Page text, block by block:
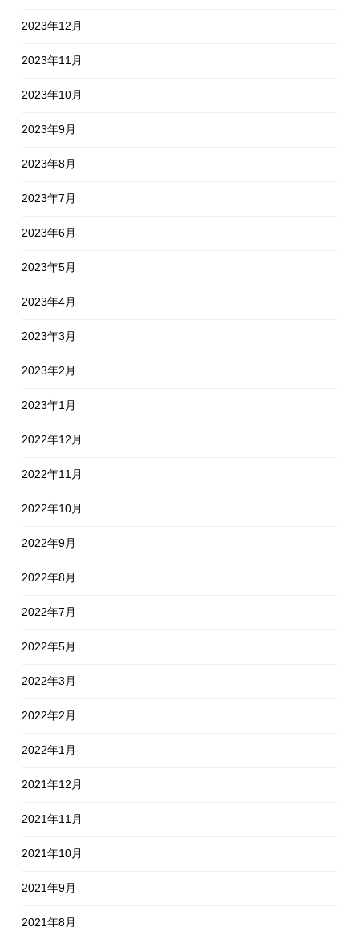
2023年12月
2023年11月
2023年10月
2023年9月
2023年8月
2023年7月
2023年6月
2023年5月
2023年4月
2023年3月
2023年2月
2023年1月
2022年12月
2022年11月
2022年10月
2022年9月
2022年8月
2022年7月
2022年5月
2022年3月
2022年2月
2022年1月
2021年12月
2021年11月
2021年10月
2021年9月
2021年8月